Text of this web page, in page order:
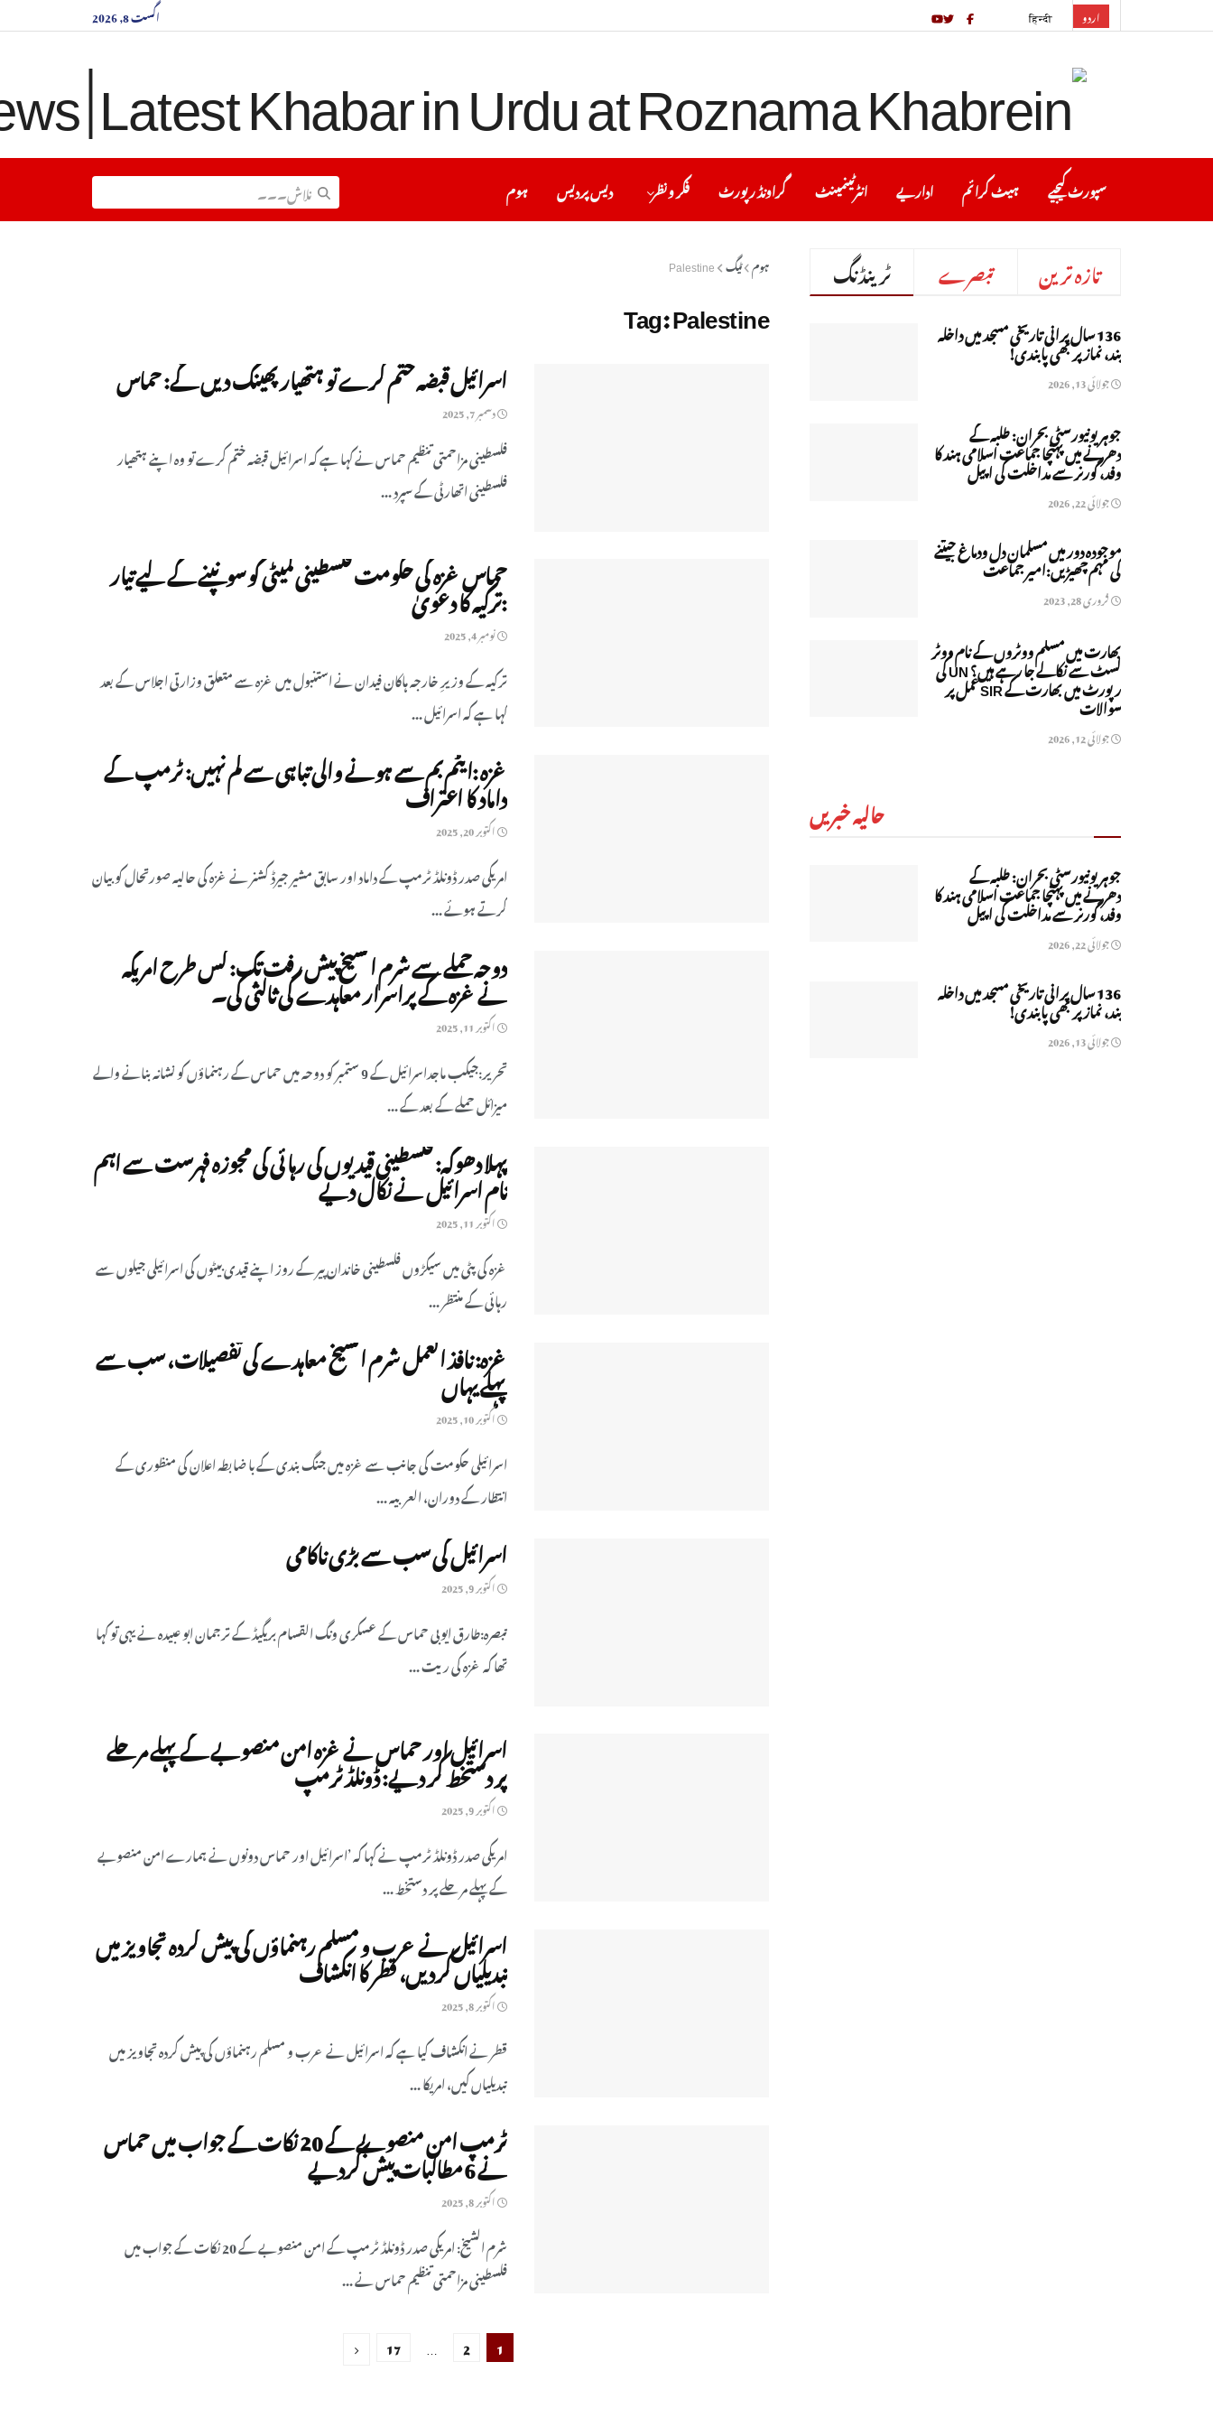
اردو हिन्दी اگست 8, 2026
ہوم دیس پردیس فکر ونظر گراونڈ رپورٹ انٹرٹینمینٹ اداریے ہیٹ کرا ئم سپورٹ کیجیے
ہوم ٹیگ Palestine
Tag:Palestine
اسرائیل قبضہ ختم کرے تو ہتھیار پھینک دیں گے: حماس
دسمبر 7, 2025
فلسطینی مزاحمتی تنظیم حماس نے کہا ہے کہ اسرائیل قبضہ ختم کرے تو وہ اپنے ہتھیار
فلسطینی اتھارٹی کے سپرد ...
حماس غزہ کی حکومت فلسطینی کمیٹی کو سونپنے کے لیے تیار
:ترکیہ کا دعویٰ
نومبر 4, 2025
ترکیہ کے وزیرِ خارجہ ہاکان فیدان نے استنبول میں غزہ سے متعلق وزارتی اجلاس کے بعد
کہا ہے کہ اسرائیل ...
غزہ :ایٹم بم سے ہونے والی تباہی سے کم نہیں: ٹرمپ کے
داماد کا اعتراف
اکتوبر 20, 2025
امریکی صدر ڈونلڈ ٹرمپ کے داماد اور سابق مشیر جیرڈ کشنر نے غزہ کی حالیہ صورتحال کو بیان
کرتے ہوئے ...
دوحہ حملے سے شرم الشیخ پیش رفت تک: کس طرح امریکہ
نے غزہ کے پراسرار معاہدے کی ثالثی کی۔
اکتوبر 11, 2025
تحریر:جیکب ماجداسرائیل کے 9 ستمبر کو دوحہ میں حماس کے رہنماؤں کو نشانہ بنانے والے
میزائل حملے کے بعد کے ...
پہلا دھوکہ: فلسطینی قیدیوں کی رہائی کی مجوزہ فہرست سے اہم
نام اسرائیل نے نکال دیے
اکتوبر 11, 2025
غزہ کی پٹی میں سیکڑوں فلسطینی خاندان پیر کے روز اپنے قیدی بیٹوں کی اسرائیلی جیلوں سے
رہائی کے منتظر ...
غزہ: نافذ العمل شرم الشیخ معاہدے کی تفصیلات، سب سے
پہلے یہاں
اکتوبر 10, 2025
اسرائیلی حکومت کی جانب سے غزہ میں جنگ بندی کے با ضابطہ اعلان کی منظوری کے
انتظار کے دوران، العربیہ ...
اسرائیل کی سب سے بڑی ناکامی
اکتوبر 9, 2025
تبصرہ:طارق ایوبی حماس کے عسکری ونگ القسام بریگیڈ کے ترجمان ابو عبیدہ نے یہی تو کہا
تھا کہ غزہ کی ریت ...
اسرائیل اور حماس نے غزہ امن منصوبے کے پہلے مرحلے
پر دستخط کر دیے: ڈونلڈ ٹرمپ
اکتوبر 9, 2025
امریکی صدر ڈونلڈ ٹرمپ نے کہا کہ ’اسرائیل اور حماس دونوں نے ہمارے امن منصوبے
کے پہلے مرحلے پر دستخط ...
اسرائیل نے عرب و مسلم رہنماؤں کی پیش کردہ تجاویز میں
تبدیلیاں کردیں، قطر کا انکشاف
اکتوبر 8, 2025
قطر نے انکشاف کیا ہے کہ اسرائیل نے عرب و مسلم رہنماؤں کی پیش کردہ تجاویز میں
تبدیلیاں کیں، امریکا ...
ٹرمپ امن منصوبے کے 20 نکات کے جواب میں حماس
نے 6 مطالبات پیش کردیے
اکتوبر 8, 2025
شرم الشیخ: امریکی صدر ڈونلڈ ٹرمپ کے امن منصوبے کے 20 نکات کے جواب میں
فلسطینی مزاحمتی تنظیم حماس نے ...
1
2
…
17
ٹرینڈنگ تبصرے تازہ ترین
136 سال پرانی تاریخی مسجد میں داخلہ
بند، نماز پر بھی پابندی!
جولائی 13, 2026
جوہر یونیورسٹی بحران: طلبہ کے
دھرنے میں پہنچا جماعت اسلامی ہند کا
وفد، گورنر سے مداخلت کی اپیل
جولائی 22, 2026
موجودہ دور میں مسلمان دل ودماغ جیتنے
کی مہم چھیڑیں:امیر جماعت
فروری 28, 2023
بھارت میں مسلم ووٹروں کے نام ووٹر
لسٹ سے نکالے جا رہے ہیں؟ UN کی
رپورٹ میں بھارت کے SIR عمل پر
سوالات
جولائی 12, 2026
حالیہ خبریں
جوہر یونیورسٹی بحران: طلبہ کے
دھرنے میں پہنچا جماعت اسلامی ہند کا
وفد، گورنر سے مداخلت کی اپیل
جولائی 22, 2026
136 سال پرانی تاریخی مسجد میں داخلہ
بند، نماز پر بھی پابندی!
جولائی 13, 2026